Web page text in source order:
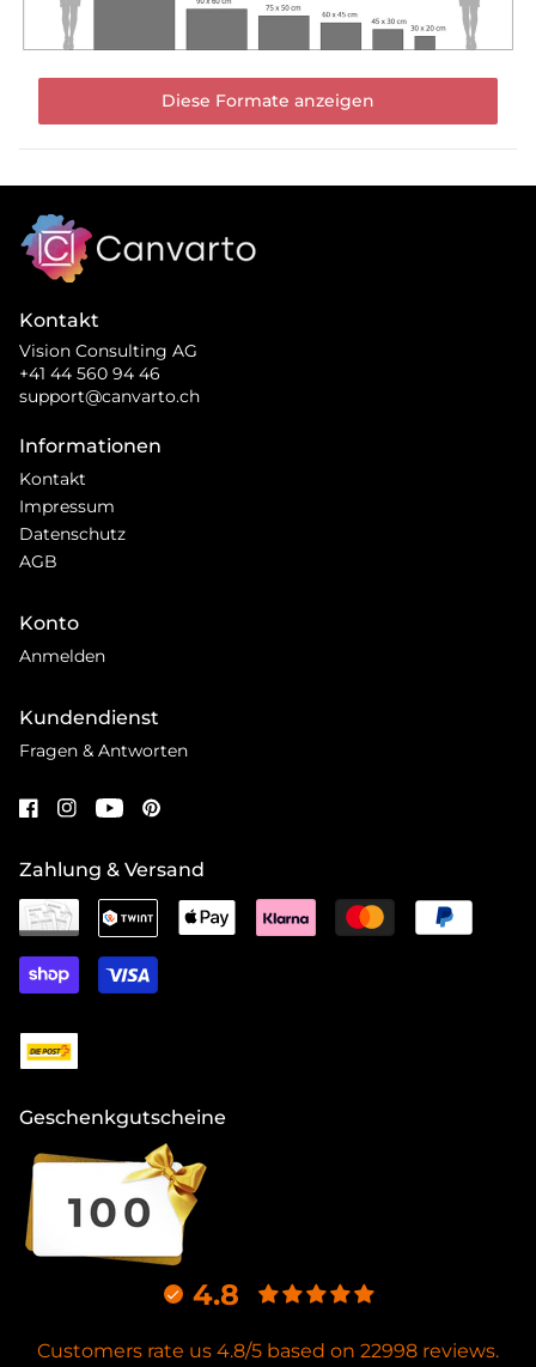
Diese Formate anzeigen
Kontakt
Vision Consulting AG
+41 44 560 94 46
support@canvarto.ch
Informationen
Kontakt
Impressum
Datenschutz
AGB
Konto
Anmelden
Kundendienst
Fragen & Antworten
Zahlung & Versand
Geschenkgutscheine
4.8
Customers rate us 4.8/5 based on 22998 reviews.